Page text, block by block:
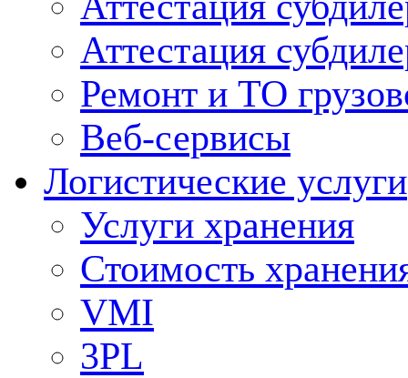
Аттестация
Ремонт и ТО
Веб-сервисы
Логистические услуги
Услуги хранения
Стоимость
VMI
3PL